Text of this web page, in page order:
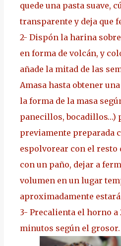
quede una pasta suave,
transparente y deja que
2- Dispón la harina
en forma de volcán, y
añade la mitad de las
Amasa hasta obtener
la forma de la masa
panecillos, bocadillos…)
previamente preparada
espolvorear con el
con un paño, dejar a
volumen en un lugar
aproximadamente
3- Precalienta el horno a
minutos según el grosor.